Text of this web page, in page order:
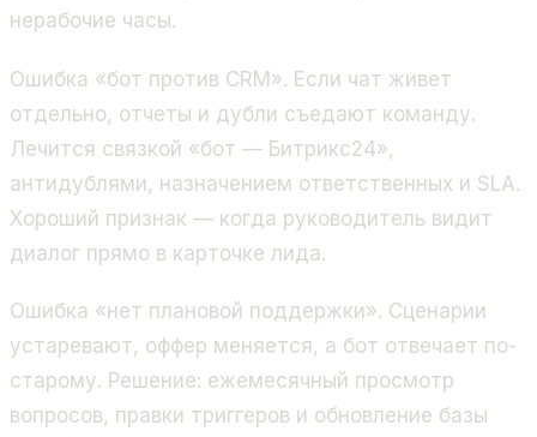
нерабочие часы.
Ошибка «бот против CRM». Если чат живет
отдельно, отчеты и дубли съедают команду.
Лечится связкой «бот — Битрикс24»,
антидублями, назначением ответственных и SLA.
Хороший признак — когда руководитель видит
диалог прямо в карточке лида.
Ошибка «нет плановой поддержки». Сценарии
устаревают, оффер меняется, а бот отвечает по-
старому. Решение: ежемесячный просмотр
вопросов, правки триггеров и обновление базы